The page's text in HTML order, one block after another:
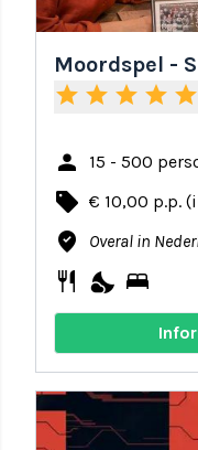
Moordspel -
star star star star star
person 15 - 500
local_offer € 10,00 p.p.
where_to_vote Overal in
restaurant nights_stay bed